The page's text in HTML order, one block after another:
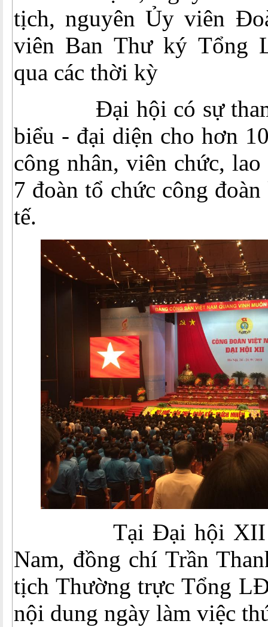
tịch, nguyên Ủy viên
viên Ban Thư ký Tổng
qua các thời kỳ
Đại hội có sự tham
biểu - đại diện cho hơn
công nhân, viên chức,
7 đoàn tổ chức công
tế.
Tại Đại hội XII
Nam, đồng chí Trần
tịch Thường trực Tổng
nội dung ngày làm việc